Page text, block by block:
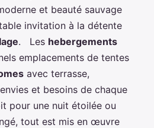
et beauté sauvage
invitation à la détente
. Les hebergements
emplacements de tentes
avec terrasse,
et besoins de chaque
pour une nuit étoilée ou
tout est mis en œuvre